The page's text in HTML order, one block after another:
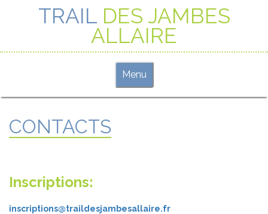
TRAIL DES JAMBES
ALLAIRE
T
o
g
g
Menu
CONTACTS
Inscriptions:
inscriptions@traildesjambesallaire.fr